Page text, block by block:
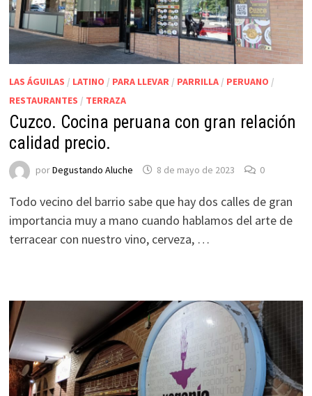
LAS ÁGUILAS / LATINO / PARA LLEVAR/ PARRILLA/ PERUANO /
RESTAURANTES / TERRAZA
Cuzco. Cocina peruana con gran relación
calidad precio.
porDegustando Aluche 8 de mayo de 2023 0
Todo vecino del barrio sabe que hay dos calles de gran
importancia muy a mano cuando hablamos del arte de
terracear con nuestro vino, cerveza, …